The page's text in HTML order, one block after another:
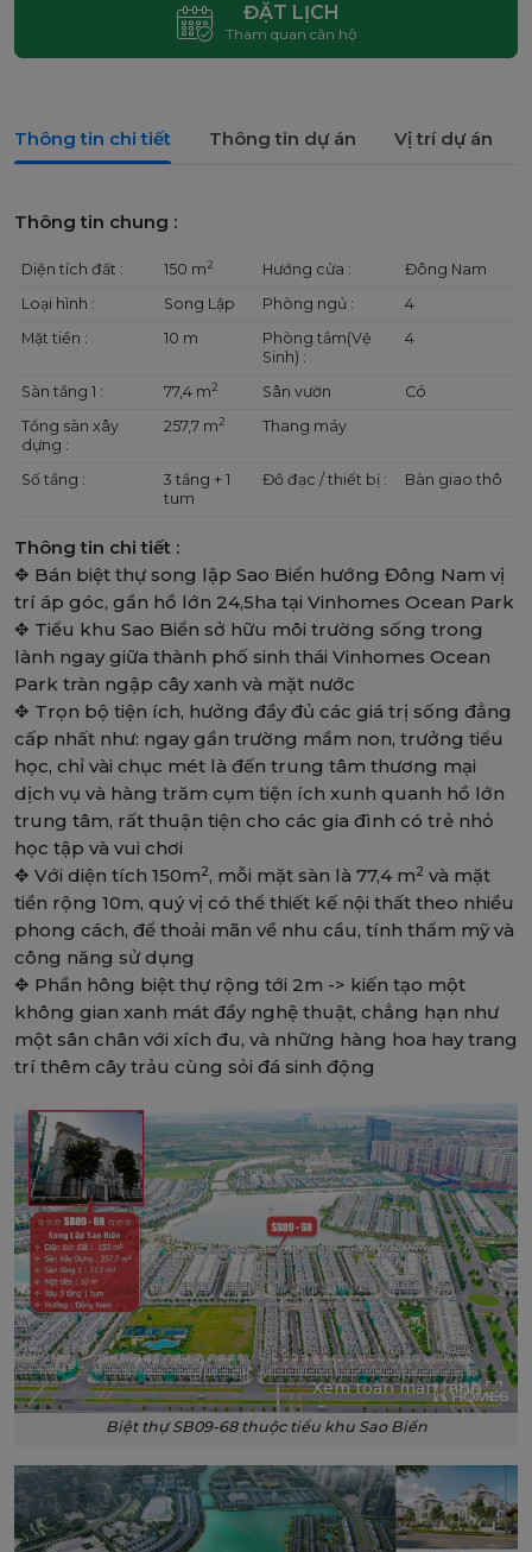
ĐẶT LỊCH
Tham quan căn hộ
Thông tin chi tiết Thông tin dự án Vị trí dự án
Thông tin chung :
Diện tích đất : 150 m2 Hướng cửa :
Đông Nam
Loại hình :
Song Lập Phòng ngủ :
4
Mặt tiền :
10 m
Phòng tắm(Vệ
Sinh) :
4
Sàn tầng 1 : 77,4 m2 Sân vườn
Có
Tổng sàn xây
dựng :
257,7 m2 Thang máy
Số tầng :
3 tầng + 1
tum
Đồ đạc / thiết bị : Bàn giao thô
Thông tin chi tiết :
✥ Bán biệt thự song lập Sao Biển hướng Đông Nam vị
trí áp góc, gần hồ lớn 24,5ha tại Vinhomes Ocean Park
✥ Tiểu khu Sao Biển sở hữu môi trường sống trong
lành ngay giữa thành phố sinh thái Vinhomes Ocean
Park tràn ngập cây xanh và mặt nước
✥ Trọn bộ tiện ích, hưởng đầy đủ các giá trị sống đẳng
cấp nhất như: ngay gần trường mầm non, trưởng tiểu
học, chỉ vài chục mét là đến trung tâm thương mại
dịch vụ và hàng trăm cụm tiện ích xunh quanh hồ lớn
trung tâm, rất thuận tiện cho các gia đình có trẻ nhỏ
học tập và vui chơi
✥ Với diện tích 150m2, mỗi mặt sàn là 77,4 m2 và mặt
tiền rộng 10m, quý vị có thể thiết kế nội thất theo nhiều
phong cách, để thoải mãn về nhu cầu, tính thẩm mỹ và
công năng sử dụng
✥ Phần hông biệt thự rộng tới 2m -> kiến tạo một
không gian xanh mát đầy nghệ thuật, chẳng hạn như
một sân chân với xích đu, và những hàng hoa hay trang
trí thêm cây trảu cùng sỏi đá sinh động
Xem toàn màn hình
Biệt thự SB09-68 thuộc tiểu khu Sao Biển